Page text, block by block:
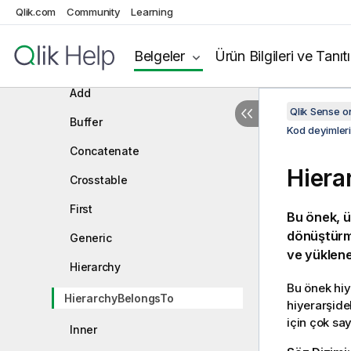
Qlik.com Community Learning
Belgeler Ürün Bilgileri ve
Kod deyimleri ve anahtar sözcükler
Kod önekleri
Add
Buffer
Concatenate
Crosstable
First
Generic
Hierarchy
HierarchyBelongsTo
Inner
Qlik Sense
Kod
Bu önek,
ve
Bu önek
için çok